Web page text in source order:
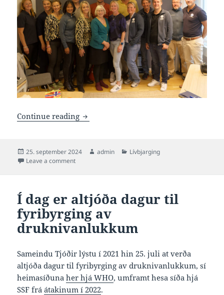
Continue reading Ársfundur hjá Nordic Life Saving
Posted
on
25. september 2024 Author
admin Categories
Lívbjarging
Leave a commenton Ársfundur hjá Nordic Life Saving Group
Í dag er altjóða dagur til
fyribyrging av
druknivanlukkum
Sameindu Tjóðir lýstu í 2021 hin 25. juli at verða
altjóða dagur til fyribyrging av druknivanlukkum, sí
heimasíðunaher hjá WHO, umframt hesa síða hjá
SSF fráátakinum í 2022.